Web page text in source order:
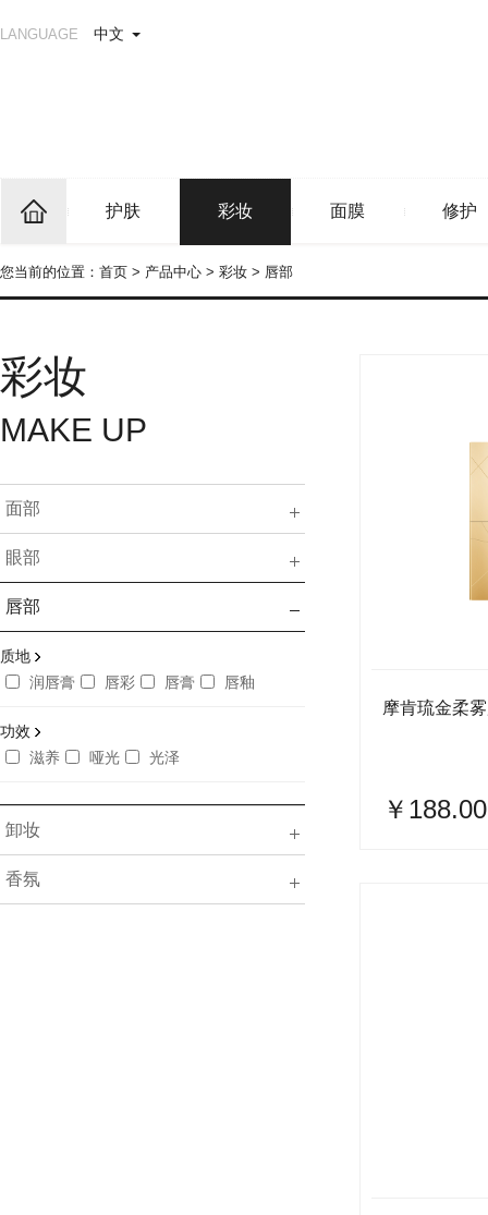
LANGUAGE 中文
护肤 彩妆 面膜 修护
您当前的位置： 首页 > 产品中心 > 彩妆 > 唇部
彩妆
MAKE UP
面部
眼部
唇部
质地
润唇膏
唇彩 唇膏 唇釉
功效
滋养
哑光 光泽
卸妆
香氛
摩肯琉金柔
￥188.00